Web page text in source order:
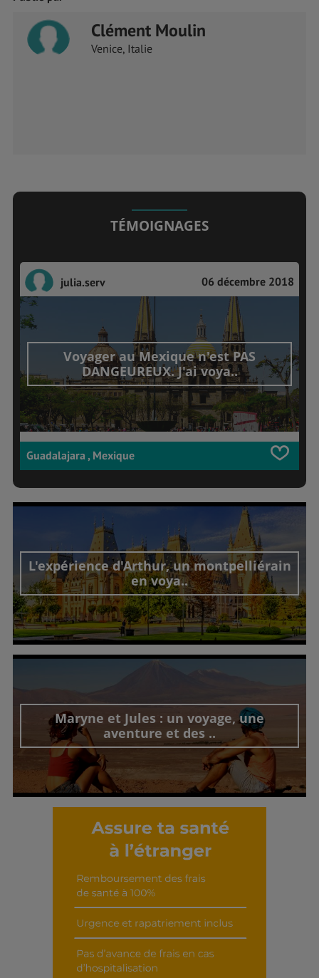
Clément Moulin
Venice, Italie
TÉMOIGNAGES
julia.serv 06 décembre 2018
Voyager au Mexique n'est PAS
DANGEUREUX. J'ai voya..
Guadalajara , Mexique
L'expérience d'Arthur, un montpelliérain
en voya..
Maryne et Jules : un voyage, une
aventure et des ..
Découvrir cet interview